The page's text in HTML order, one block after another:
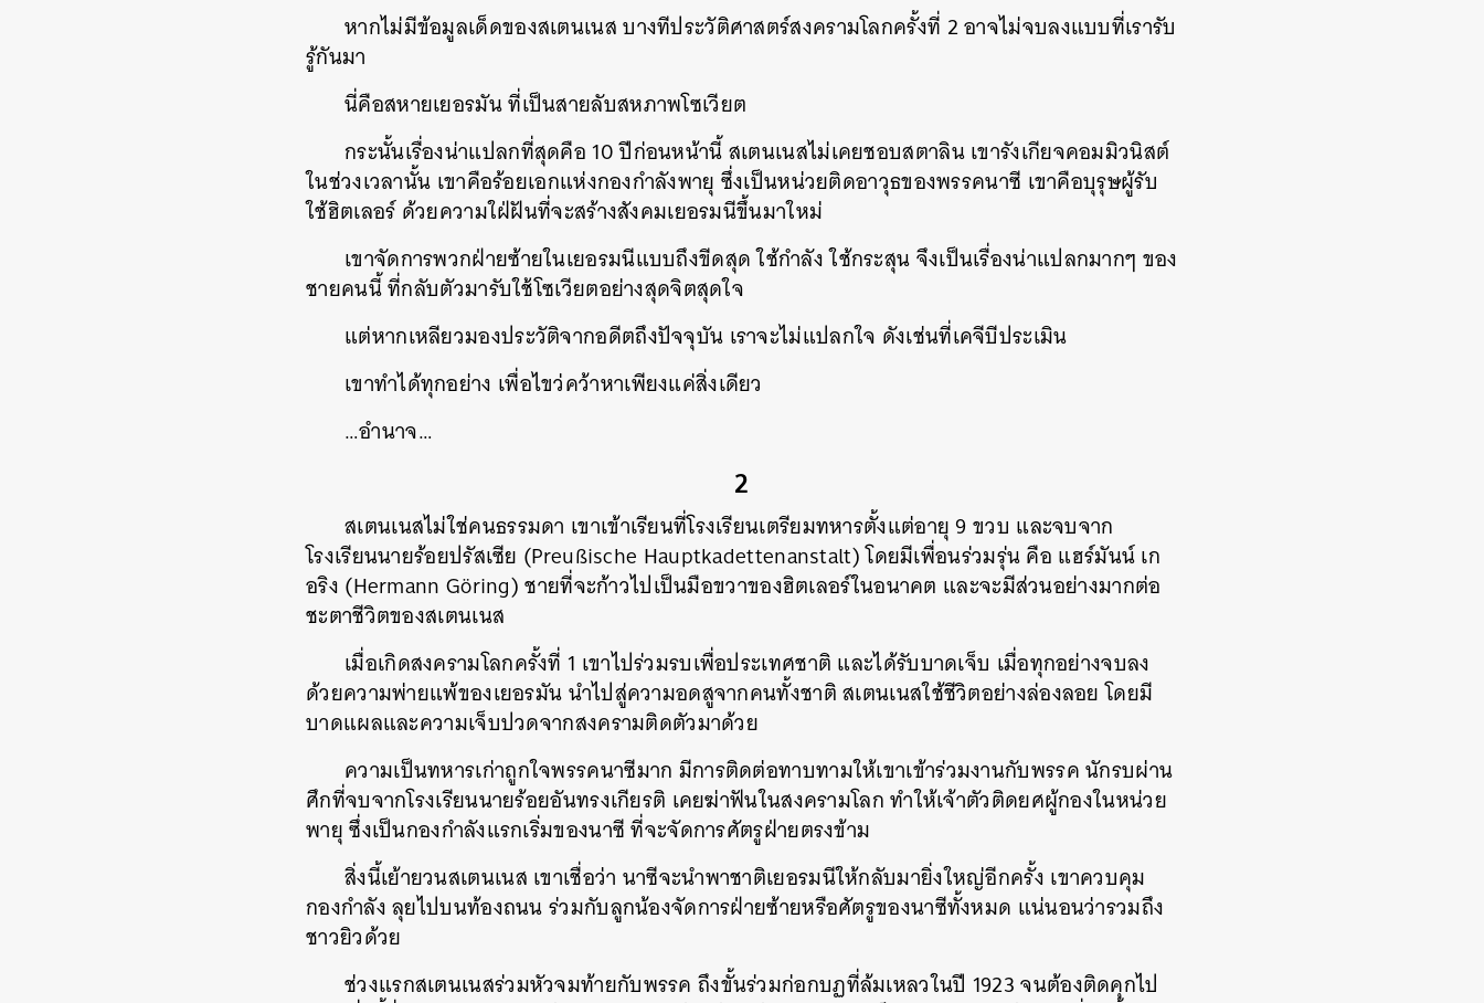
หากไม่มีข้อมูลเด็ดของสเตนเนส บางทีประวัติศาสตร์สงครามโลกครั้งที่ 2 อาจไม่จบลงแบบที่เรารับ
รู้กันมา
นี่คือสหายเยอรมัน ที่เป็นสายลับสหภาพโซเวียต
กระนั้นเรื่องน่าแปลกที่สุดคือ 10 ปีก่อนหน้านี้ สเตนเนสไม่เคยชอบสตาลิน เขารังเกียจคอมมิวนิสต์
ในช่วงเวลานั้น เขาคือร้อยเอกแห่งกองกำลังพายุ ซึ่งเป็นหน่วยติดอาวุธของพรรคนาซี เขาคือบุรุษผู้รับ
ใช้ฮิตเลอร์ ด้วยความใฝ่ฝันที่จะสร้างสังคมเยอรมนีขึ้นมาใหม่
เขาจัดการพวกฝ่ายซ้ายในเยอรมนีแบบถึงขีดสุด ใช้กำลัง ใช้กระสุน จึงเป็นเรื่องน่าแปลกมากๆ ของ
ชายคนนี้ ที่กลับตัวมารับใช้โซเวียตอย่างสุดจิตสุดใจ
แต่หากเหลียวมองประวัติจากอดีตถึงปัจจุบัน เราจะไม่แปลกใจ ดังเช่นที่เคจีบีประเมิน
เขาทำได้ทุกอย่าง เพื่อไขว่คว้าหาเพียงแค่สิ่งเดียว
…อำนาจ…
2
สเตนเนสไม่ใช่คนธรรมดา เขาเข้าเรียนที่โรงเรียนเตรียมทหารตั้งแต่อายุ 9 ขวบ และจบจาก
โรงเรียนนายร้อยปรัสเซีย (Preußische Hauptkadettenanstalt)โดยมีเพื่อนร่วมรุ่น คือ แฮร์มันน์ เก
อริง (Hermann Göring) ชายที่จะก้าวไปเป็นมือขวาของฮิตเลอร์ในอนาคต และจะมีส่วนอย่างมากต่อ
ชะตาชีวิตของสเตนเนส
เมื่อเกิดสงครามโลกครั้งที่ 1 เขาไปร่วมรบเพื่อประเทศชาติ และได้รับบาดเจ็บ เมื่อทุกอย่างจบลง
ด้วยความพ่ายแพ้ของเยอรมัน นำไปสู่ความอดสูจากคนทั้งชาติ สเตนเนสใช้ชีวิตอย่างล่องลอย โดยมี
บาดแผลและความเจ็บปวดจากสงครามติดตัวมาด้วย
ความเป็นทหารเก่าถูกใจพรรคนาซีมาก มีการติดต่อทาบทามให้เขาเข้าร่วมงานกับพรรค นักรบผ่าน
ศึกที่จบจากโรงเรียนนายร้อยอันทรงเกียรติ เคยฆ่าฟันในสงครามโลก ทำให้เจ้าตัวติดยศผู้กองในหน่วย
พายุ ซึ่งเป็นกองกำลังแรกเริ่มของนาซี ที่จะจัดการศัตรูฝ่ายตรงข้าม
สิ่งนี้เย้ายวนสเตนเนส เขาเชื่อว่า นาซีจะนำพาชาติเยอรมนีให้กลับมายิ่งใหญ่อีกครั้ง เขาควบคุม
กองกำลัง ลุยไปบนท้องถนน ร่วมกับลูกน้องจัดการฝ่ายซ้ายหรือศัตรูของนาซีทั้งหมด แน่นอนว่ารวมถึง
ชาวยิวด้วย
ช่วงแรกสเตนเนสร่วมหัวจมท้ายกับพรรค ถึงขั้นร่วมก่อกบฏที่ล้มเหลวในปี 1923 จนต้องติดคุกไป